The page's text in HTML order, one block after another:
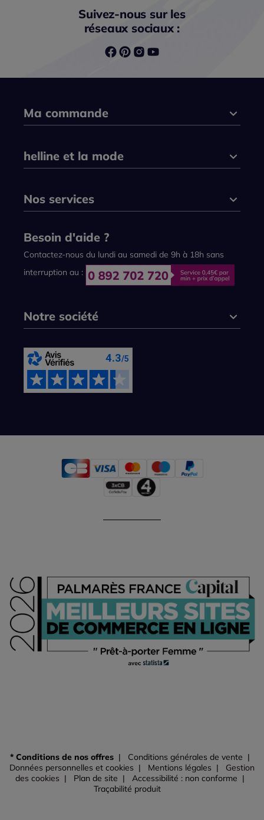
Suivez-nous sur les
réseaux sociaux :
Ma commande
helline et la mode
Nos services
Besoin d'aide ?
Contactez-nous du lundi au samedi de 9h à 18h sans
interruption au :
Notre société
* Conditions de nos offres
Conditions générales de vente
Données personnelles et cookies
Mentions légales
Gestion
des cookies
Plan de site
Accessibilité : non conforme
Traçabilité produit